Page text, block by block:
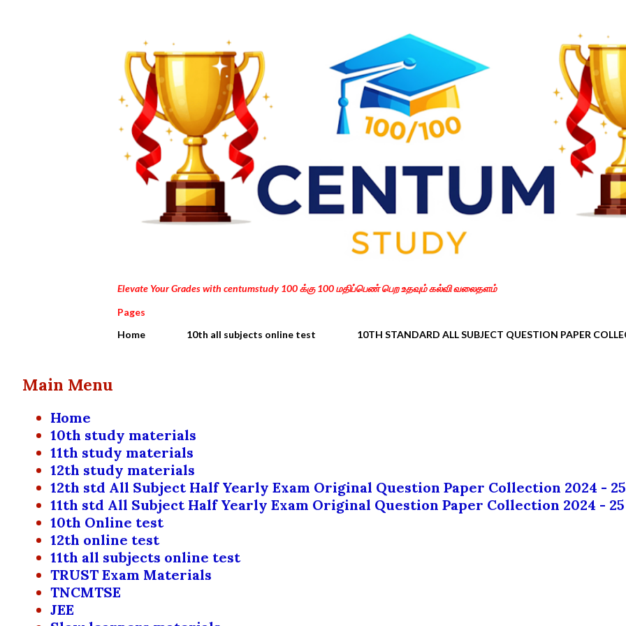
Elevate Your Grades with centumstudy 100 க்கு 100 மதிப்பெண் பெற உதவும் கல்வி வலைதளம்
Pages
Home
10th all subjects online test 10TH STANDARD ALL SUBJECT QUESTION PAPER
Main Menu
Home
10th study materials
11th study materials
12th study materials
12th std All Subject Half Yearly Exam Original Question Paper Collection 2024 - 25
11th std All Subject Half Yearly Exam Original Question Paper Collection 2024 - 25
10th Online test
12th online test
11th all subjects online test
TRUST Exam Materials
TNCMTSE
JEE